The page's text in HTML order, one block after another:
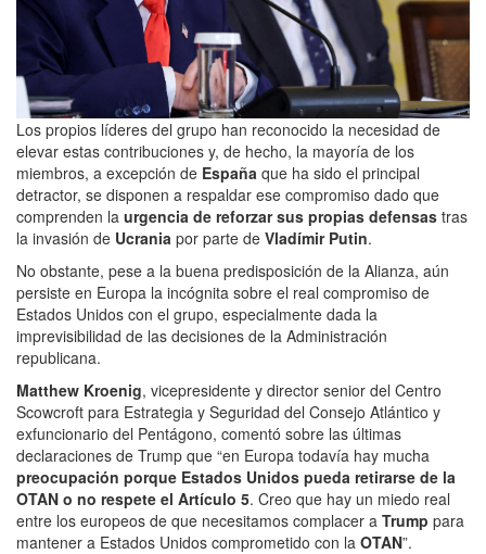
Los propios líderes del grupo han reconocido la necesidad de
elevar estas contribuciones y, de hecho, la mayoría de los
miembros, a excepción de España que ha sido el principal
detractor, se disponen a respaldar ese compromiso dado que
comprenden la urgencia de reforzar sus propias defensas tras
la invasión de Ucrania por parte de Vladímir Putin.
No obstante, pese a la buena predisposición de la Alianza, aún
persiste en Europa la incógnita sobre el real compromiso de
Estados Unidos con el grupo, especialmente dada la
imprevisibilidad de las decisiones de la Administración
republicana.
Matthew Kroenig, vicepresidente y director senior del Centro
Scowcroft para Estrategia y Seguridad del Consejo Atlántico y
exfuncionario del Pentágono, comentó sobre las últimas
declaraciones de Trump que “en Europa todavía hay mucha
preocupación porque Estados Unidos pueda retirarse de la
OTAN o no respete el Artículo 5. Creo que hay un miedo real
entre los europeos de que necesitamos complacer a Trump para
mantener a Estados Unidos comprometido con la OTAN”.